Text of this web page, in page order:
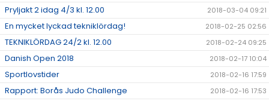
Pryljakt 2 idag 4/3 kl. 12.00 2018-03-04 09:21
En mycket lyckad tekniklördag! 2018-02-25 02:56
TEKNIKLÖRDAG 24/2 kl. 12.00 2018-02-24 09:25
Danish Open 2018 2018-02-17 10:04
Sportlovstider 2018-02-16 17:59
Rapport: Borås Judo Challenge 2018-02-16 17:53